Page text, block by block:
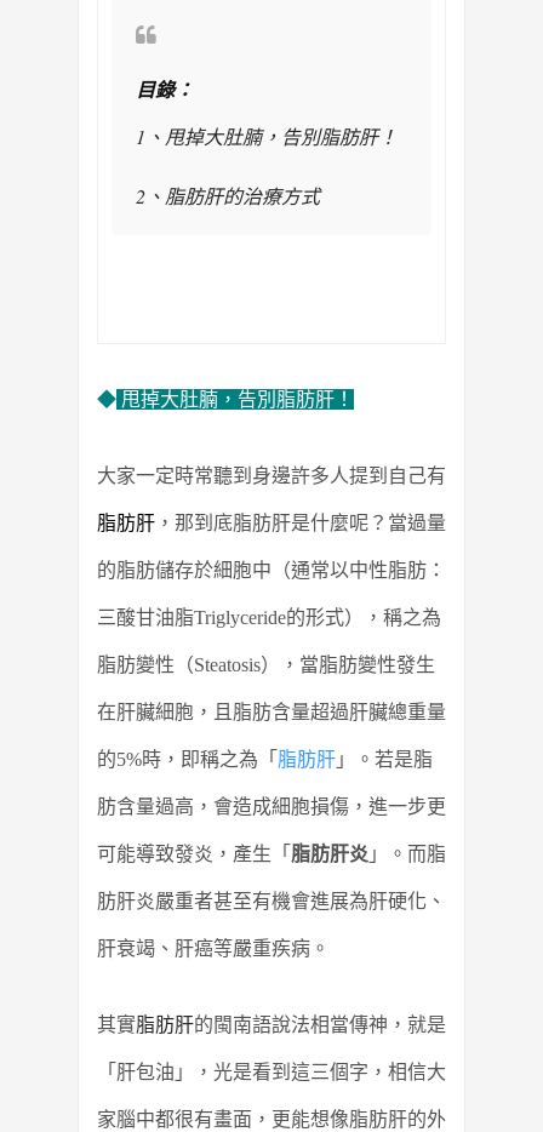
目錄：
1 、 甩掉大肚腩，告別脂肪肝！
2、脂肪肝的治療方式
◆ 甩掉大肚腩，告別脂肪肝！
大家一定時常聽到身邊許多人提到自己有
脂肪肝 ，那到底脂肪肝是什麼呢？當過量
的脂肪儲存於細胞中（通常以中性脂肪：
三酸甘油脂Triglyceride的形式），稱之為
脂肪變性（Steatosis），當脂肪變性發生
在肝臟細胞，且脂肪含量超過肝臟總重量
的5%時，即稱之為「 脂肪肝 」。若是脂
肪含量過高，會造成細胞損傷，進一步更
可能導致發炎，產生「 脂肪肝炎 」。而脂
肪肝炎嚴重者甚至有機會進展為肝硬化、
肝衰竭、肝癌等嚴重疾病。
其實脂肪肝的閩南語說法相當傳神，就是
「肝包油」，光是看到這三個字，相信大
家腦中都很有畫面，更能想像脂肪肝的外